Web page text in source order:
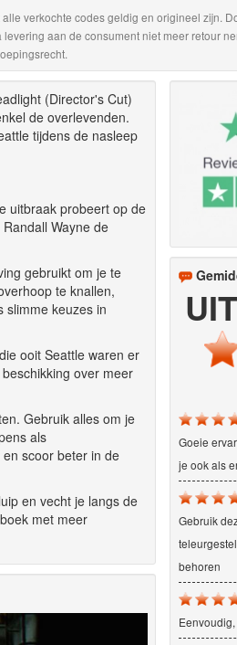
verkochte codes geldig en origineel zijn.
aan de consument niet meer retour
(Director's Cut)
de overlevenden.
tijdens de nasleep
uitbraak probeert op de
Wayne de
gebruikt om je te
te knallen,
slimme keuzes in
ooit Seattle waren er
over meer
Gebruik alles om je
als
scoor beter in de
en vecht je langs de
met meer
Goeie
je ook als
Gebruik
behoren